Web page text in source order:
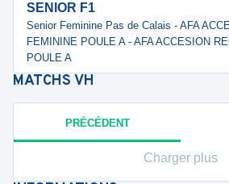
SENIOR F1
Senior Feminine Pas de Calais - AFA
FEMININE POULE A - AFA ACCESION
POULE A
MATCHS VH
PRÉCÉDENT
Charger plus